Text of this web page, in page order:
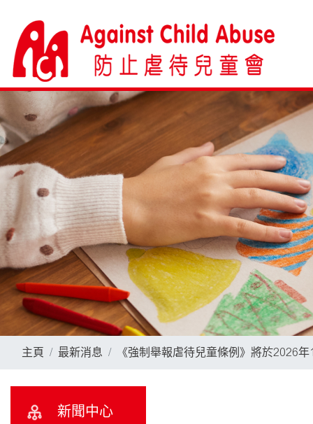
主頁 最新消息 《強制舉報虐待兒童條例》將於2026
新聞中心